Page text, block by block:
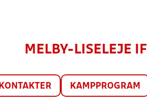
MELBY-LISELEJE IF
KONTAKTER KAMPPROGRAM